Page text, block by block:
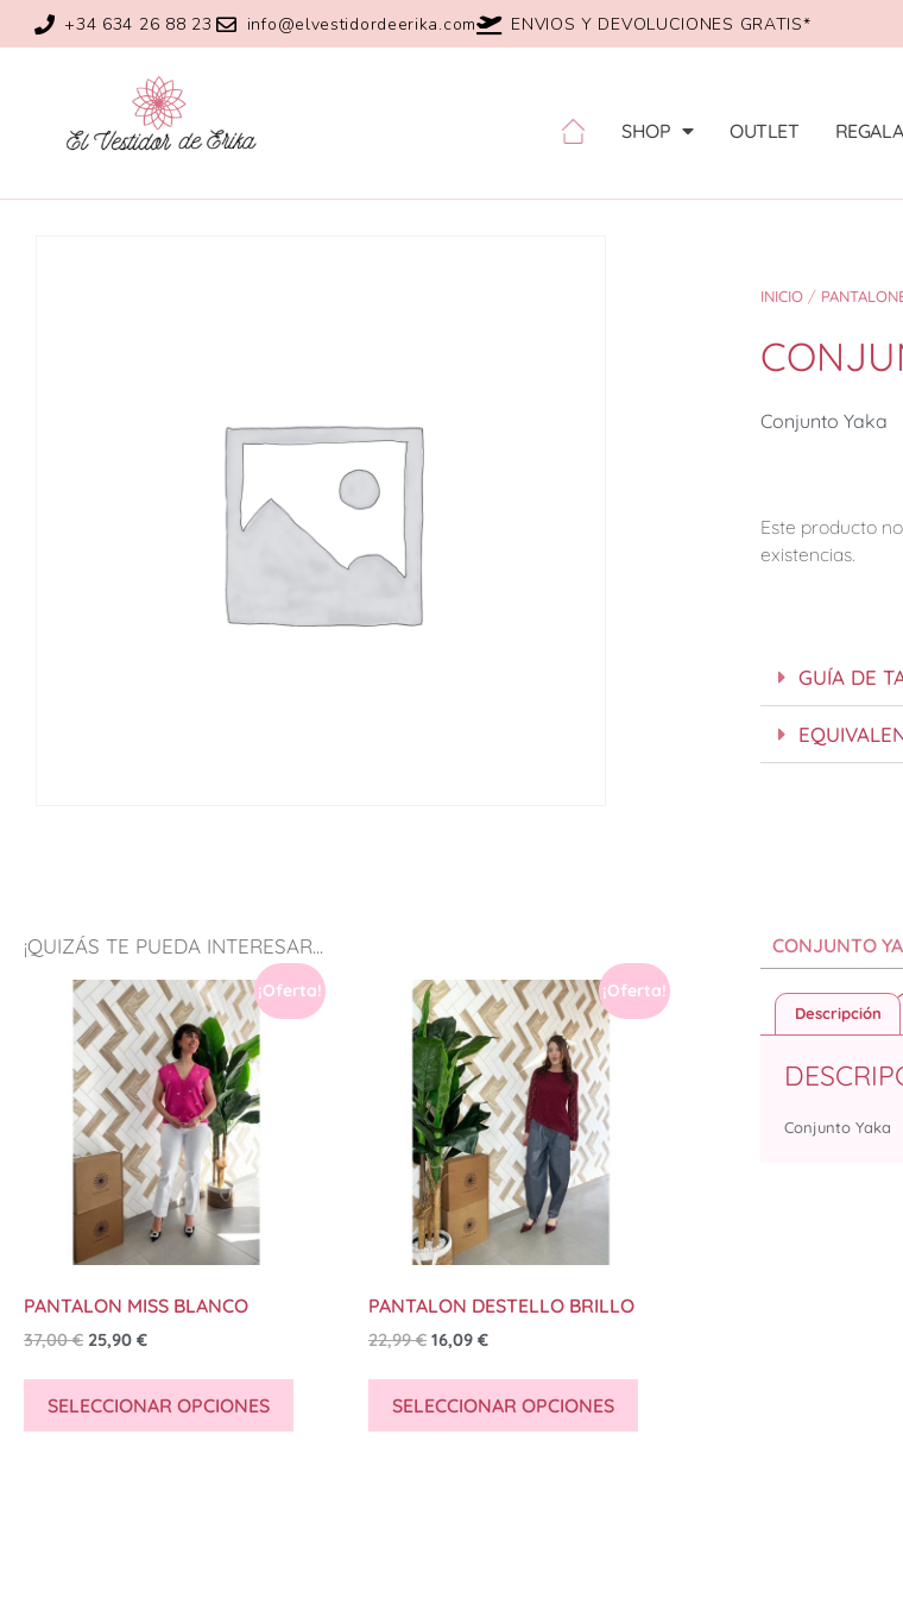
+34 634 26 88 23 info@elvestidordeerika.com ENVIOS Y DEVOLUCIONES GRATIS*
SHOP OUTLET REGALA
INICIO /
Conjunto Yaka
Este producto
existencias.
GUÍA DE
¡QUIZÁS TE PUEDA INTERESAR...
¡Oferta!
PANTALON MISS BLANCO
37,00€ 25,90 €
SELECCIONAR OPCIONES
¡Oferta!
PANTALON DESTELLO BRILLO
22,99€ 16,09 €
SELECCIONAR OPCIONES
CONJUNTO
Descripción
Conjunto Yaka